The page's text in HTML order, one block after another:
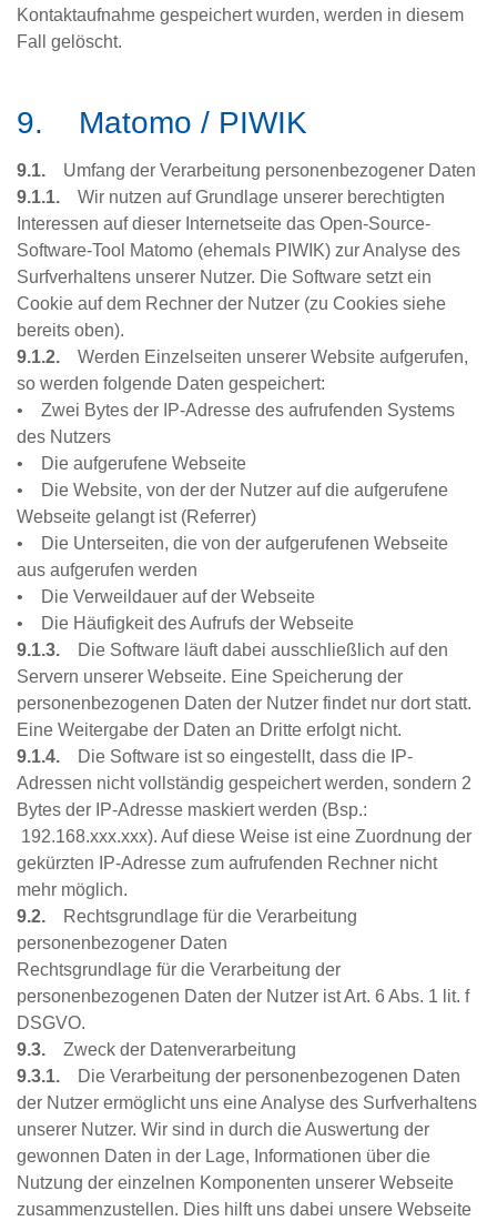
Kontaktaufnahme gespeichert wurden, werden in diesem
Fall gelöscht.
9. Matomo / PIWIK
9.1.
Umfang der Verarbeitung personenbezogener Daten
9.1.1. Wir nutzen auf Grundlage unserer berechtigten
Interessen auf dieser Internetseite das Open-Source-
Software-Tool Matomo (ehemals PIWIK) zur Analyse des
Surfverhaltens unserer Nutzer. Die Software setzt ein
Cookie auf dem Rechner der Nutzer (zu Cookies siehe
bereits oben).
9.1.2.
Werden Einzelseiten unserer Website aufgerufen,
so werden folgende Daten gespeichert:
• Zwei Bytes der IP-Adresse des aufrufenden Systems
des Nutzers
• Die aufgerufene Webseite
• Die Website, von der der Nutzer auf die aufgerufene
Webseite gelangt ist (Referrer)
• Die Unterseiten, die von der aufgerufenen Webseite
aus aufgerufen werden
• Die Verweildauer auf der Webseite
• Die Häufigkeit des Aufrufs der Webseite
9.1.3.
Die Software läuft dabei ausschließlich auf den
Servern unserer Webseite. Eine Speicherung der
personenbezogenen Daten der Nutzer findet nur dort statt.
Eine Weitergabe der Daten an Dritte erfolgt nicht.
9.1.4.
Die Software ist so eingestellt, dass die IP-
Adressen nicht vollständig gespeichert werden, sondern 2
Bytes der IP-Adresse maskiert werden (Bsp.:
192.168.xxx.xxx). Auf diese Weise ist eine Zuordnung der
gekürzten IP-Adresse zum aufrufenden Rechner nicht
mehr möglich.
9.2.
Rechtsgrundlage für die Verarbeitung
personenbezogener Daten
Rechtsgrundlage für die Verarbeitung der
personenbezogenen Daten der Nutzer ist Art. 6 Abs. 1 lit. f
DSGVO.
9.3.
Zweck der Datenverarbeitung
9.3.1.
Die Verarbeitung der personenbezogenen Daten
der Nutzer ermöglicht uns eine Analyse des Surfverhaltens
unserer Nutzer. Wir sind in durch die Auswertung der
gewonnen Daten in der Lage, Informationen über die
Nutzung der einzelnen Komponenten unserer Webseite
zusammenzustellen. Dies hilft uns dabei unsere Webseite